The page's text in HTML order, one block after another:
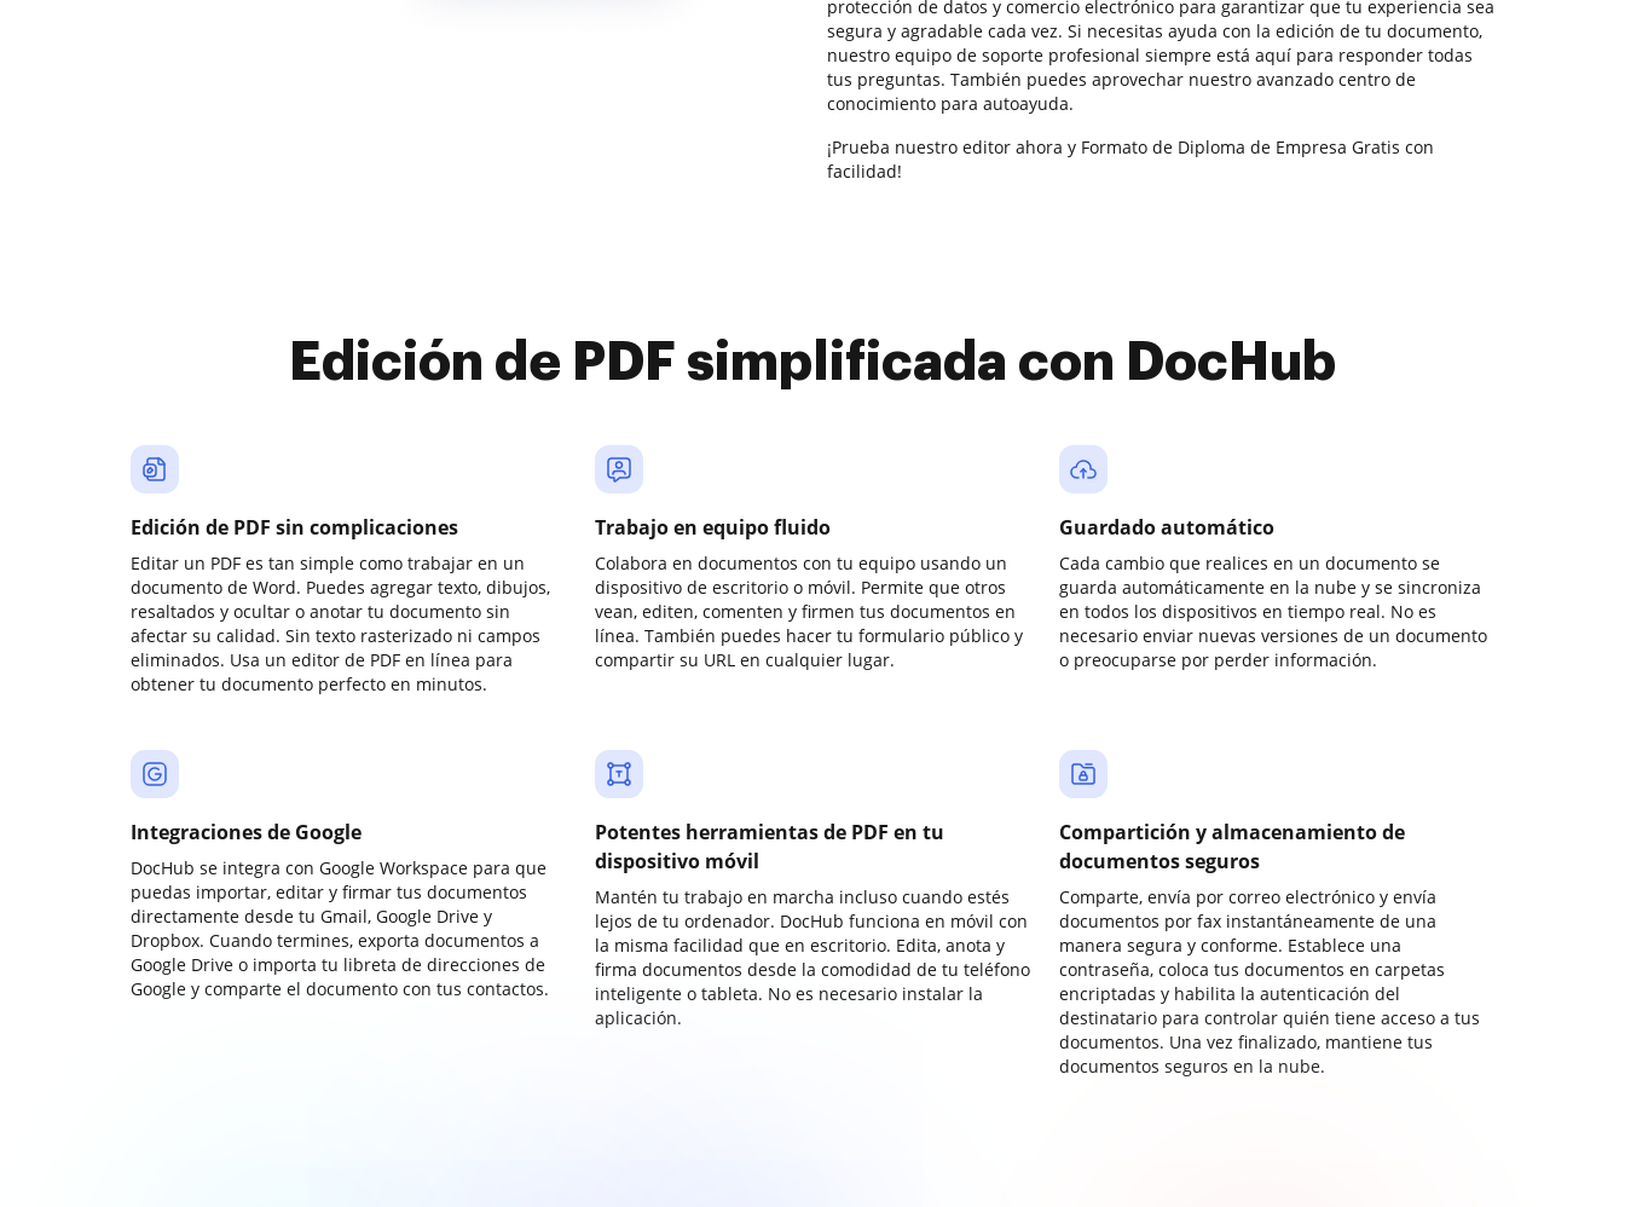
protección de datos y comercio electrónico para garantizar que tu experiencia sea
segura y agradable cada vez. Si necesitas ayuda con la edición de tu documento,
nuestro equipo de soporte profesional siempre está aquí para responder todas
tus preguntas. También puedes aprovechar nuestro avanzado centro de
conocimiento para autoayuda.
¡Prueba nuestro editor ahora y Formato de Diploma de Empresa Gratis con
facilidad!
Edición de PDF simplificada con DocHub
Edición de PDF sin complicaciones
Editar un PDF es tan simple como trabajar en un
documento de Word. Puedes agregar texto, dibujos,
resaltados y ocultar o anotar tu documento sin
afectar su calidad. Sin texto rasterizado ni campos
eliminados. Usa un editor de PDF en línea para
obtener tu documento perfecto en minutos.
Trabajo en equipo fluido
Colabora en documentos con tu equipo usando un
dispositivo de escritorio o móvil. Permite que otros
vean, editen, comenten y firmen tus documentos en
línea. También puedes hacer tu formulario público y
compartir su URL en cualquier lugar.
Guardado automático
Cada cambio que realices en un documento se
guarda automáticamente en la nube y se sincroniza
en todos los dispositivos en tiempo real. No es
necesario enviar nuevas versiones de un documento
o preocuparse por perder información.
Integraciones de Google
DocHub se integra con Google Workspace para que
puedas importar, editar y firmar tus documentos
directamente desde tu Gmail, Google Drive y
Dropbox. Cuando termines, exporta documentos a
Google Drive o importa tu libreta de direcciones de
Google y comparte el documento con tus contactos.
Potentes herramientas de PDF en tu
dispositivo móvil
Mantén tu trabajo en marcha incluso cuando estés
lejos de tu ordenador. DocHub funciona en móvil con
la misma facilidad que en escritorio. Edita, anota y
firma documentos desde la comodidad de tu teléfono
inteligente o tableta. No es necesario instalar la
aplicación.
Compartición y almacenamiento de
documentos seguros
Comparte, envía por correo electrónico y envía
documentos por fax instantáneamente de una
manera segura y conforme. Establece una
contraseña, coloca tus documentos en carpetas
encriptadas y habilita la autenticación del
destinatario para controlar quién tiene acceso a tus
documentos. Una vez finalizado, mantiene tus
documentos seguros en la nube.